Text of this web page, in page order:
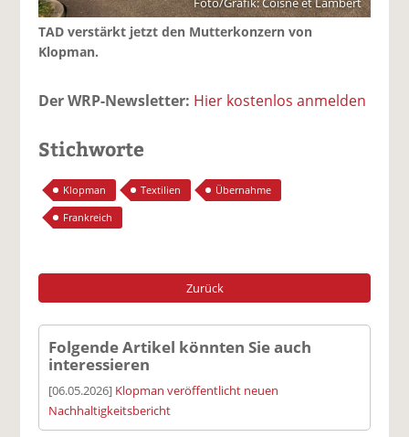
TAD verstärkt jetzt den Mutterkonzern von
Klopman.
Der WRP-Newsletter: Hier kostenlos anmelden
Stichworte
Klopman Textilien
Übernahme
Frankreich
Zurück
Folgende Artikel könnten Sie auch
interessieren
[06.05.2026] Klopman veröffentlicht neuen
Nachhaltigkeitsbericht